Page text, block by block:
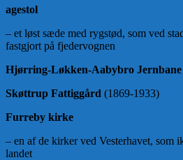
agestol
– et løst sæde med rygstød, som ved
fastgjort på fjedervognen
Hjørring-Løkken-Aabybro Jernbane
Skøttrup Fattiggård (1869-1933)
Furreby kirke
– en af de kirker ved Vesterhavet, som
landet